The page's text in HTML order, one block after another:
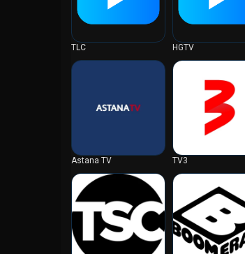
グアム
クウェート
クック諸島
グリーンランド
ケイマン諸島
コロンビア
コンゴ共和国
コンゴ民主共和国
サウジアラビア
TLC HGTV
Astana TV TV3